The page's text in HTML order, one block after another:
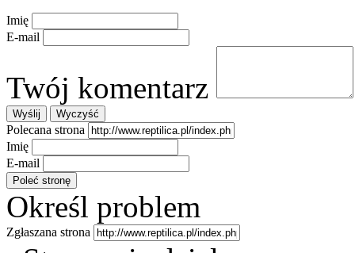
Imię
E-mail
Twój komentarz
Polecana strona
Imię
E-mail
Określ problem
Zgłaszana strona